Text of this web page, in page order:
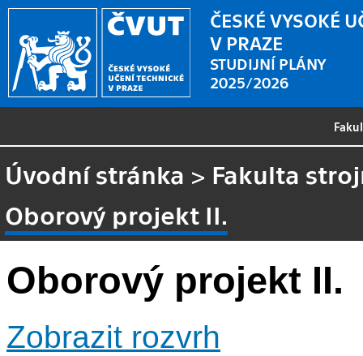
ČESKÉ VYSOKÉ
V PRAZE
STUDIJNÍ PLÁNY
2025/2026
Úvodní stránka > Fakulta
Oborový projekt II.
Oborový projekt II.
Zobrazit rozvrh